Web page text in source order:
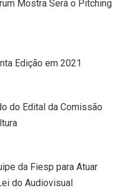
Mostra Será o Pitching
Edição em 2021
do Edital da Comissão
da Fiesp para Atuar
do Audiovisual